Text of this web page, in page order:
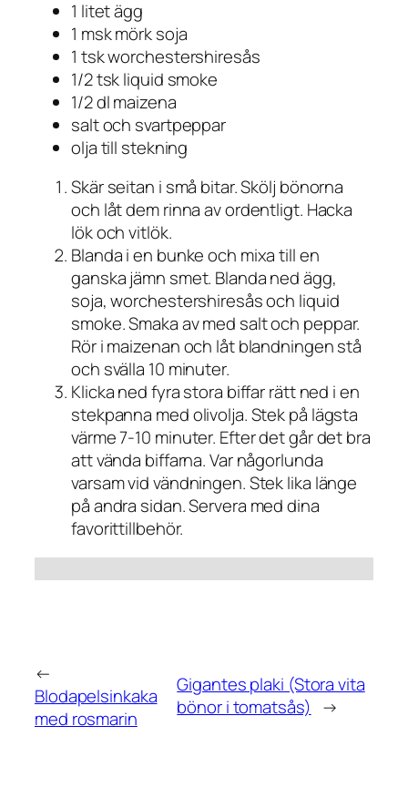
1 litet ägg
1 msk mörk soja
1 tsk worchestershiresås
1/2 tsk liquid smoke
1/2 dl maizena
salt och svartpeppar
olja till stekning
Skär seitan i små bitar. Skölj bönorna
och låt dem rinna av ordentligt. Hacka
lök och vitlök.
Blanda i en bunke och mixa till en
ganska jämn smet. Blanda ned ägg,
soja, worchestershiresås och liquid
smoke. Smaka av med salt och peppar.
Rör i maizenan och låt blandningen stå
och svälla 10 minuter.
Klicka ned fyra stora biffar rätt ned i en
stekpanna med olivolja. Stek på lägsta
värme 7-10 minuter. Efter det går det bra
att vända biffarna. Var någorlunda
varsam vid vändningen. Stek lika länge
på andra sidan. Servera med dina
favorittillbehör.
←
Blodapelsinkaka
med rosmarin
Gigantes plaki (Stora vita
bönor i tomatsås) →